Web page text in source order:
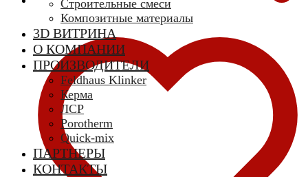
Строительные смеси
Композитные материалы
3D ВИТРИНА
О КОМПАНИИ
ПРОИЗВОДИТЕЛИ
Feldhaus Klinker
Керма
ЛСР
Porotherm
Quick-mix
ПАРТНЕРЫ
КОНТАКТЫ